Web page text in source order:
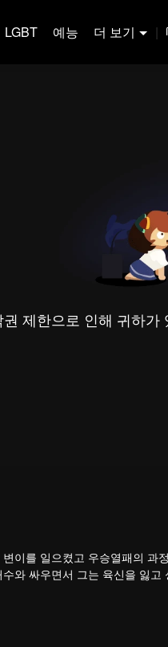
LGBT 예능 더 보기 |
제한으로 인해 귀하
이를 일으켰고 우승열패의
와 싸우면서 그는 육신을 잃
다.